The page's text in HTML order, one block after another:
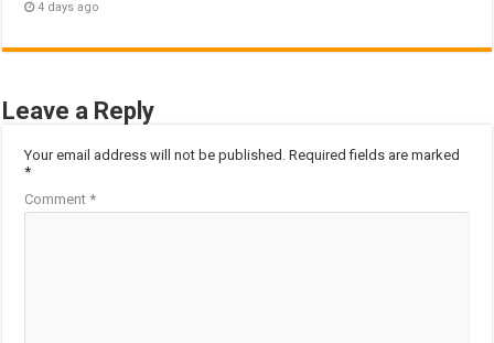
4 days ago
Leave a Reply
Your email address will not be published. Required fields are marked
*
Comment*